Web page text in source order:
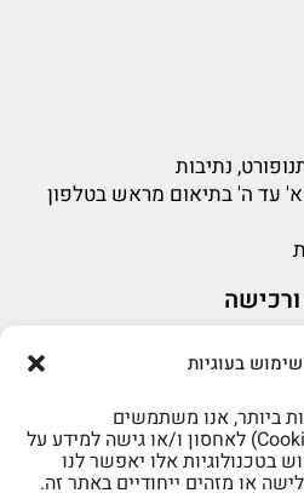
בעוגיות
ביותר, אנו משתמשים
בטכנולוגיות כמו עוגיות (Cookies) לאחסון ו/או גישה למידע על
אלו יאפשר לנו
או מזהים ייחודיים באתר זה.
להזמנות 073-2002666
נתיבות
עד ה' בתיאום מראש בטלפון
למייל:
sigal@home-decor.co.il
פניות לפני רכישה – ניתן לפנות למייל: omer@home-